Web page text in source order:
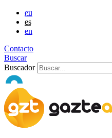
eu
es
en
Contacto
Buscar
Buscador